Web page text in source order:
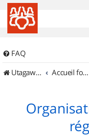
FAQ
UtagawaVTT (Randos VTT et VTTAE avec traces GPS)
Accueil forum